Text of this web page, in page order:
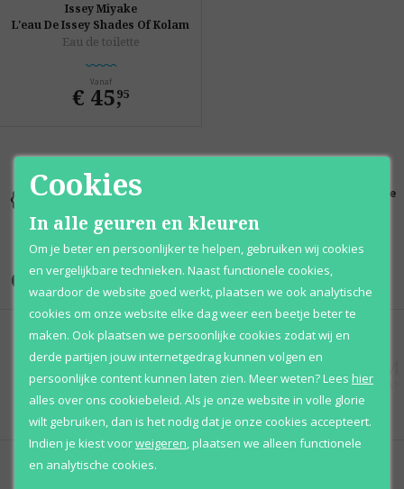
Issey Miyake
L'eau De Issey Shades Of Kolam
Eau de toilette
Vanaf
€ 45,
95
Kortingen
100% originele
Onze merken
Cookies
In alle geuren en kleuren
Om je beter en persoonlijker te helpen, gebruiken wij cookies
en vergelijkbare technieken. Naast functionele cookies,
waardoor de website goed werkt, plaatsen we ook analytische
cookies om onze website elke dag weer een beetje beter te
maken. Ook plaatsen we persoonlijke cookies zodat wij en
derde partijen jouw internetgedrag kunnen volgen en
persoonlijke content kunnen laten zien. Meer weten?Lees hier
alles over ons cookiebeleid. Als je onze website in volle glorie
wilt gebruiken, dan is het nodig dat je onze cookies accepteert.
Indien je kiest voorweigeren plaatsen we alleen functionele
en analytische cookies.